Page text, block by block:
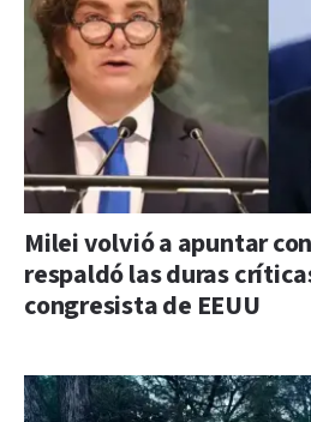
Milei volvió a apuntar
respaldó las duras
congresista de EEUU